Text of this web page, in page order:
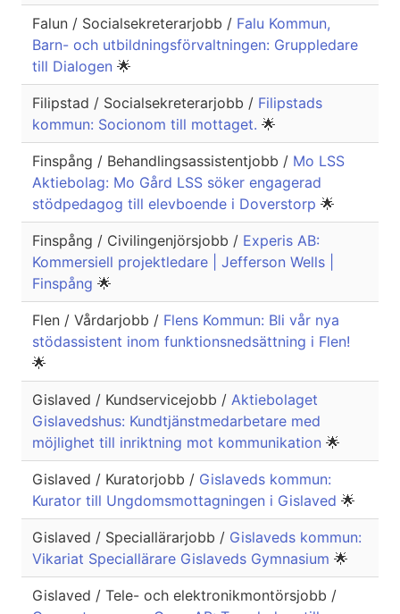
Falun / Socialsekreterarjobb / Falu Kommun,
Barn- och utbildningsförvaltningen: Gruppledare
till Dialogen 🌟
Filipstad / Socialsekreterarjobb / Filipstads
kommun: Socionom till mottaget. 🌟
Finspång / Behandlingsassistentjobb / Mo LSS
Aktiebolag: Mo Gård LSS söker engagerad
stödpedagog till elevboende i Doverstorp 🌟
Finspång / Civilingenjörsjobb / Experis AB:
Kommersiell projektledare | Jefferson Wells |
Finspång 🌟
Flen / Vårdarjobb / Flens Kommun: Bli vår nya
stödassistent inom funktionsnedsättning i Flen!
🌟
Gislaved / Kundservicejobb / Aktiebolaget
Gislavedshus: Kundtjänstmedarbetare med
möjlighet till inriktning mot kommunikation 🌟
Gislaved / Kuratorjobb / Gislaveds kommun:
Kurator till Ungdomsmottagningen i Gislaved 🌟
Gislaved / Speciallärarjobb / Gislaveds kommun:
Vikariat Speciallärare Gislaveds Gymnasium 🌟
Gislaved / Tele- och elektronikmontörsjobb /